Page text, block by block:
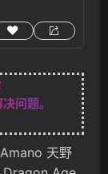
问题。
天野